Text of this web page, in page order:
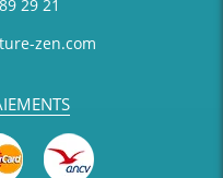
29 21
zen.com